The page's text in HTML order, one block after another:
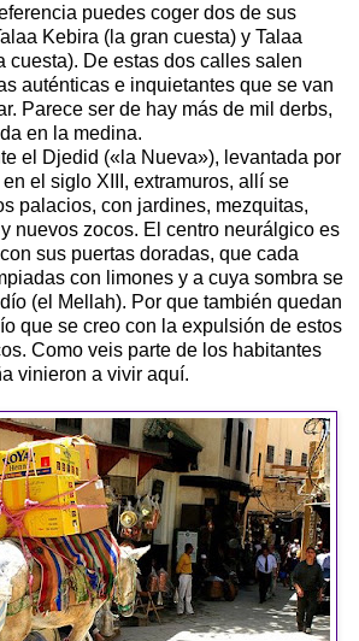
puedes coger dos de sus
Kebira (la gran cuesta) y Talaa
cuesta). De estas dos calles salen
auténticas e inquietantes que se van
Parece ser de hay más de mil derbs,
en la medina.
el Djedid («la Nueva»), levantada por
el siglo XIII, extramuros, allí se
palacios, con jardines, mezquitas,
nuevos zocos. El centro neurálgico es
sus puertas doradas, que cada
con limones y a cuya sombra se
(el Mellah). Por que también quedan
que se creo con la expulsión de estos
Como veis parte de los habitantes
vinieron a vivir aquí.